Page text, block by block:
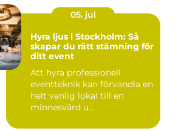
05. jul
Hyra ljus i Stockholm: Så
skapar du rätt stämning för
ditt event
Att hyra professionell
eventteknik kan förvandla en
helt vanlig lokal till en
minnesvärd u...